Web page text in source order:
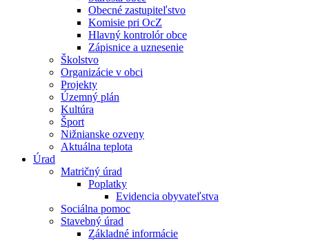
Obecné zastupiteľstvo
Komisie pri OcZ
Hlavný kontrolór obce
Zápisnice a uznesenie
Školstvo
Organizácie v obci
Projekty
Územný plán
Kultúra
Šport
Nižnianske ozveny
Aktuálna teplota
Úrad
Matričný úrad
Poplatky
Evidencia obyvateľstva
Sociálna pomoc
Stavebný úrad
Základné informácie